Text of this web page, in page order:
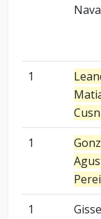
1
1
1